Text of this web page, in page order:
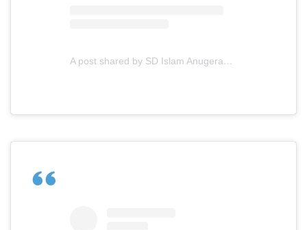
A post shared by SD Islam Anugerah Insani (@sdianugerahinsaniofficial)